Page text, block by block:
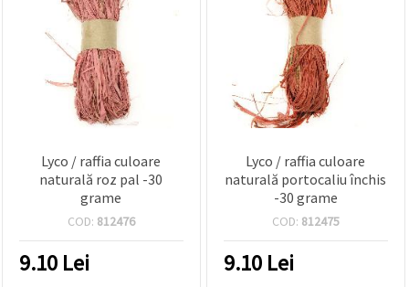
Lyco / raffia culoare
naturală roz pal -30
grame
COD: 812476
9.10 Lei
Lyco / raffia culoare
naturală portocaliu închis
-30 grame
COD: 812475
9.10 Lei